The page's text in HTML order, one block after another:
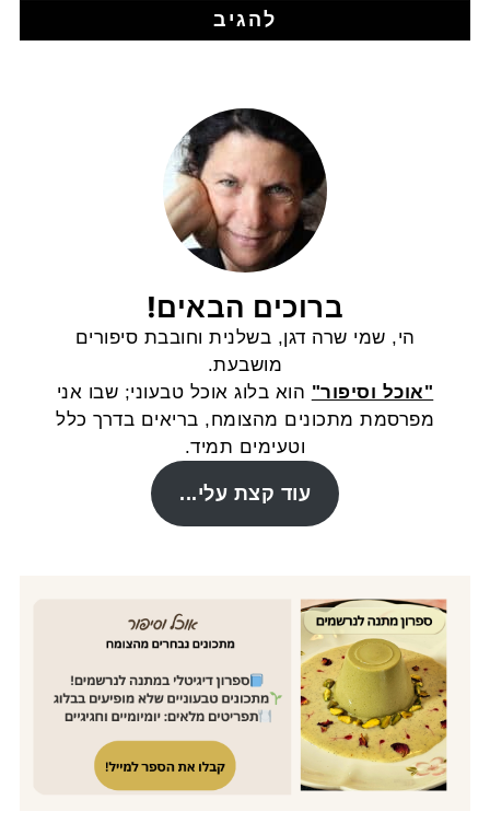
ברוכים הבאים!
הי, שמי שרה דגן, בשלנית וחובבת סיפורים
מושבעת.
"אוכל וסיפור" הוא בלוג אוכל טבעוני; שבו אני
מפרסמת מתכונים מהצומח, בריאים בדרך כלל
וטעימים תמיד.
עוד קצת עלי...